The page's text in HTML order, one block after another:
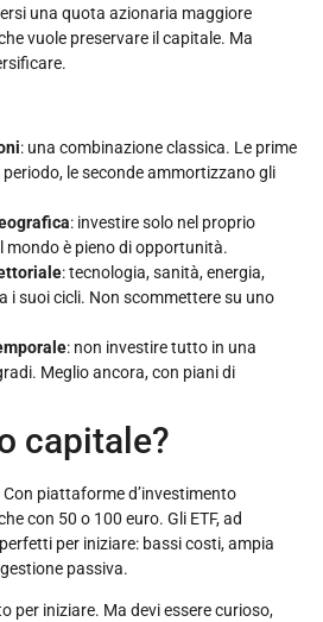
una quota azionaria maggiore
vuole preservare il capitale. Ma
: una combinazione classica. Le prime
le seconde ammortizzano gli
: investire solo nel proprio
mondo è pieno di opportunità.
: tecnologia, sanità, energia,
i suoi cicli. Non scommettere su uno
: non investire tutto in una
Meglio ancora, con piani di
capitale?
piattaforme d’investimento
con 50 o 100 euro. Gli ETF, ad
perfetti per iniziare: bassi costi, ampia
passiva.
per iniziare. Ma devi essere curioso,